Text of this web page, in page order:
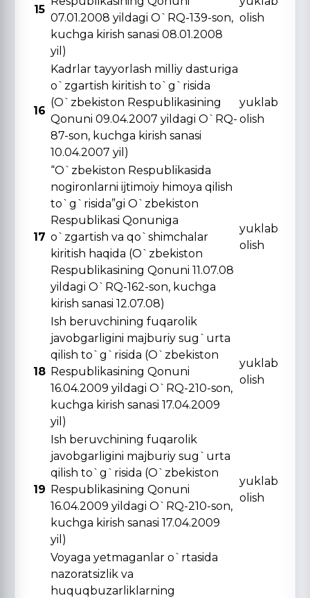
15
07.01.2008 yildagi O`RQ-139-son,
kuchga kirish sanasi 08.01.2008
yil)
olish
16
Kadrlar tayyorlash milliy dasturiga
o`zgartish kiritish to`g`risida
(O`zbekiston Respublikasining
Qonuni 09.04.2007 yildagi O`RQ-
87-son, kuchga kirish sanasi
10.04.2007 yil)
yuklab
olish
17
“O`zbekiston Respublikasida
nogironlarni ijtimoiy himoya qilish
to`g`risida”gi O`zbekiston
Respublikasi Qonuniga
o`zgartish va qo`shimchalar
kiritish haqida (O`zbekiston
Respublikasining Qonuni 11.07.08
yildagi O`RQ-162-son, kuchga
kirish sanasi 12.07.08)
yuklab
olish
18
Ish beruvchining fuqarolik
javobgarligini majburiy sug`urta
qilish to`g`risida (O`zbekiston
Respublikasining Qonuni
16.04.2009 yildagi O`RQ-210-son,
kuchga kirish sanasi 17.04.2009
yil)
yuklab
olish
19
Ish beruvchining fuqarolik
javobgarligini majburiy sug`urta
qilish to`g`risida (O`zbekiston
Respublikasining Qonuni
16.04.2009 yildagi O`RQ-210-son,
kuchga kirish sanasi 17.04.2009
yil)
yuklab
olish
Voyaga yetmaganlar o`rtasida
nazoratsizlik va
huquqbuzarliklarning